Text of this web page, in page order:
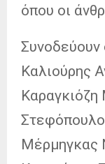
όπου οι
Συνοδεύουν
Καλιούρης
Καραγκιόζη
Μέρμηγκας